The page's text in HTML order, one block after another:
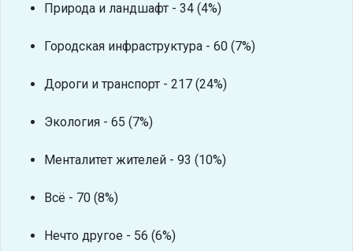
Природа и ландшафт - 34 (4%)
Городская инфраструктура - 60 (7%)
Дороги и транспорт - 217 (24%)
Экология - 65 (7%)
Менталитет жителей - 93 (10%)
Всё - 70 (8%)
Нечто другое - 56 (6%)